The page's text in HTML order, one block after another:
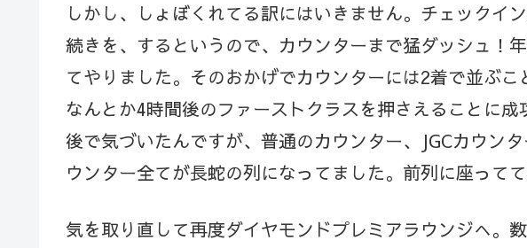
しかし、しょぼくれてる訳にはいきません。チェックイ
続きを、するというので、カウンターまで猛ダッシュ！
てやりました。そのおかげでカウンターには2着で並ぶこ
なんとか4時間後のファーストクラスを押さえることに成
後で気づいたんですが、普通のカウンター、JGCカウン
ウンター全てが長蛇の列になってました。前列に座ってて
気を取り直して再度ダイヤモンドプレミアラウンジへ。